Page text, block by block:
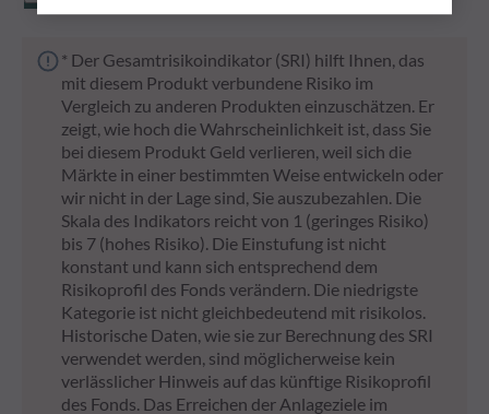
* Der Gesamtrisikoindikator (SRI) hilft Ihnen, das
mit diesem Produkt verbundene Risiko im
Vergleich zu anderen Produkten einzuschätzen. Er
zeigt, wie hoch die Wahrscheinlichkeit ist, dass Sie
bei diesem Produkt Geld verlieren, weil sich die
Märkte in einer bestimmten Weise entwickeln oder
wir nicht in der Lage sind, Sie auszubezahlen. Die
Skala des Indikators reicht von 1 (geringes Risiko)
bis 7 (hohes Risiko). Die Einstufung ist nicht
konstant und kann sich entsprechend dem
Risikoprofil des Fonds verändern. Die niedrigste
Kategorie ist nicht gleichbedeutend mit risikolos.
Historische Daten, wie sie zur Berechnung des SRI
verwendet werden, sind möglicherweise kein
verlässlicher Hinweis auf das künftige Risikoprofil
des Fonds. Das Erreichen der Anlageziele im